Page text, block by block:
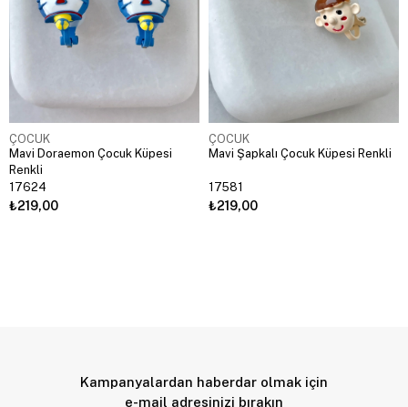
ÇOCUK
Mavi Doraemon Çocuk Küpesi
Renkli
17624
₺219,00
ÇOCUK
Mavi Şapkalı Çocuk Küpesi Renkli
17581
₺219,00
Kampanyalardan haberdar olmak için
e-mail adresinizi bırakın